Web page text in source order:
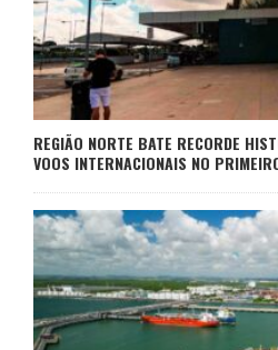
REGIÃO NORTE BATE RECORDE
VOOS INTERNACIONAIS NO